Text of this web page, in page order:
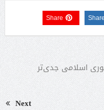
Share
Share
اسلامی جدی‌تر
Next